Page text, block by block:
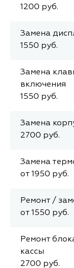
1200 руб.
Замена
1550 руб.
Замена
включения
1550 руб.
Замена
2700 руб.
Замена
от 1950 руб.
Ремонт /
от 1550 руб.
Ремонт
кассы
2700 руб.